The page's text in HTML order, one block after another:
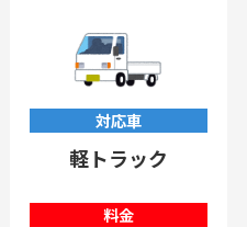
対応車
軽トラック
料金